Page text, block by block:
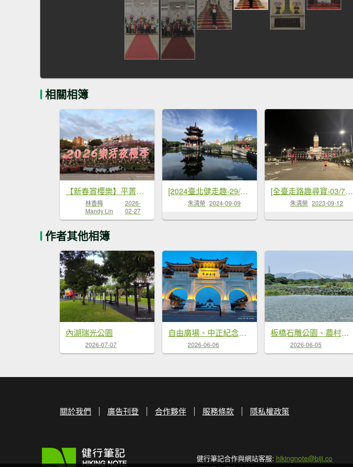
相關相簿
【新春賞櫻樂】平菁街42巷、宜蘭頭城火車站、二二八和平公園、東湖樂活公園
林香梅
Mandy Lin
2026-
02-27
[2024臺北健走趣-29/35] 2024_0908_二二八公園
朱清榮 2024-09-09
[全臺走路趣尋寶-03/71] 2023_0910_二二八和平公園
朱清榮 2023-09-12
作者其他相簿
內湖瑞光公園
2026-07-07
自由廣場、中正紀念堂、國家戲劇院、國家音樂廳
2026-06-06
板橋石雕公園、農村公園、華江人工濕地、新海一期人工濕地、新月橋
2026-06-05
關於我們 廣告刊登 合作夥伴 服務條款 隱私權政策
健行筆記合作與網站客服: hikingnote@biji.co